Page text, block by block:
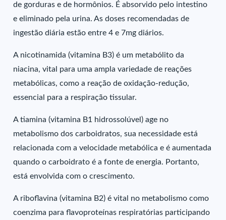
de gorduras e de hormônios. É absorvido pelo intestino
e eliminado pela urina. As doses recomendadas de
ingestão diária estão entre 4 e 7mg diários.
A nicotinamida (vitamina B3) é um metabólito da
niacina, vital para uma ampla variedade de reações
metabólicas, como a reação de oxidação-redução,
essencial para a respiração tissular.
A tiamina (vitamina B1 hidrossolúvel) age no
metabolismo dos carboidratos, sua necessidade está
relacionada com a velocidade metabólica e é aumentada
quando o carboidrato é a fonte de energia. Portanto,
está envolvida com o crescimento.
A riboflavina (vitamina B2) é vital no metabolismo como
coenzima para flavoproteínas respiratórias participando